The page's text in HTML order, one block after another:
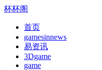
杯杯阁
首页
gamesinnews
易资讯
3Dgame
game